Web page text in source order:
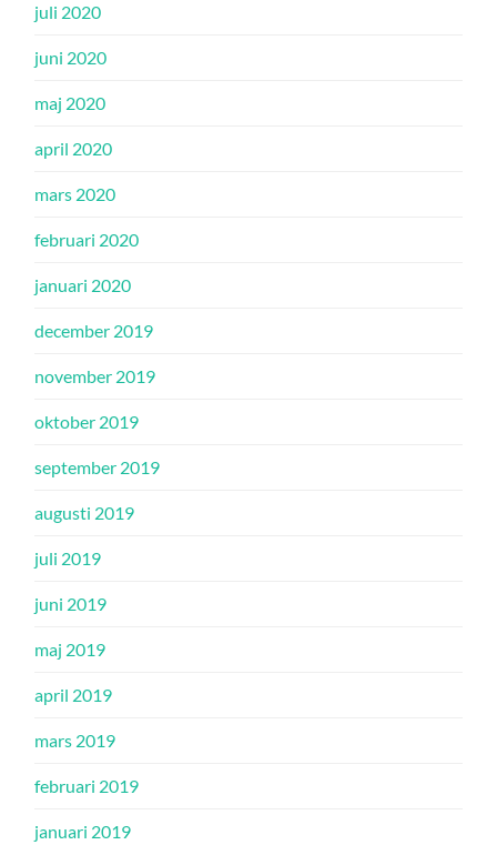
juli 2020
juni 2020
maj 2020
april 2020
mars 2020
februari 2020
januari 2020
december 2019
november 2019
oktober 2019
september 2019
augusti 2019
juli 2019
juni 2019
maj 2019
april 2019
mars 2019
februari 2019
januari 2019